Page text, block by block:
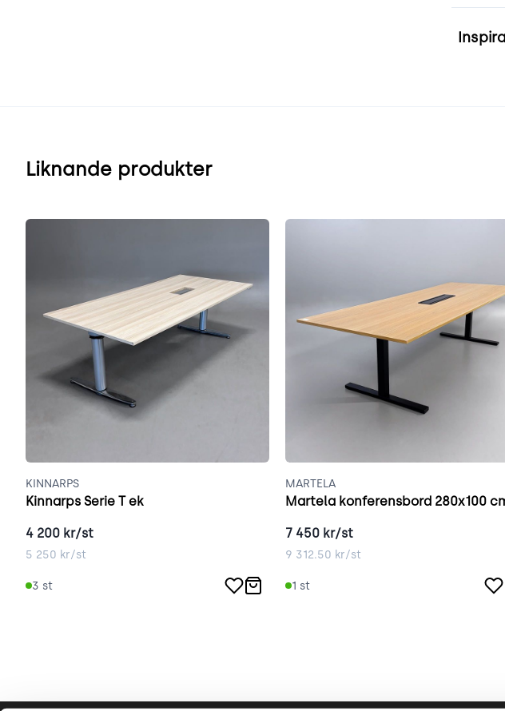
Liknande produkter
KINNARPS
Kinnarps Serie T ek
4 200 kr/st
5 250 kr/st
3 st
MARTELA
Martela konferensbord 280x100
7 450 kr/st
9 312.50 kr/st
1 st